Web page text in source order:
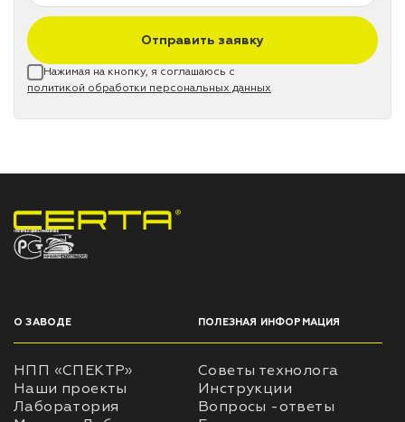
Отправить заявку
Нажимая на кнопку, я соглашаюсь с
политикой обработки персональных данных
НПП «СПЕКТР» ЗАВОД ЛАКОКРАСОЧНЫХ МАТЕРИАЛОВ
О ЗАВОДЕ
НПП «СПЕКТР»
Наши проекты
Лаборатория
ПОЛЕЗНАЯ ИНФОРМАЦИЯ
Советы технолога
Инструкции
Вопросы -ответы